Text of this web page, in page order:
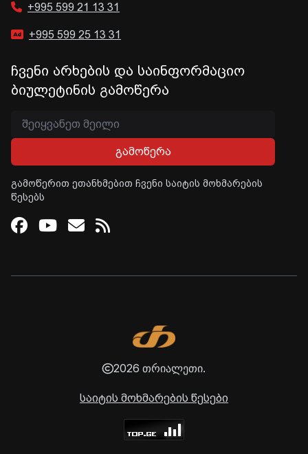
+995 599 21 13 31
+995 599 25 13 31
ჩვენი არხების და საინფორმაციო
ბიულეტინის გამოწერა
გამოწერა
გამოწერით ეთანხმებით ჩვენი საიტის მოხმარების
წესებს
Facebook
Youtube
Email
RSS
2026 თრიალეთი.
საიტის მოხმარების წესები